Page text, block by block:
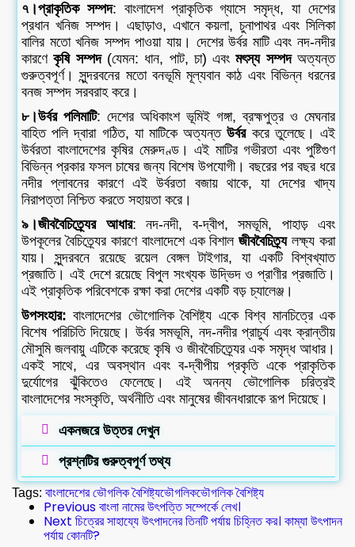
৭।প্রাকৃতিক সম্পদ: বাংলাদেশ প্রাকৃতিক গ্যাসে সমৃদ্ধ, যা দেশের
প্রধান খনিজ সম্পদ। এছাড়াও, এখানে কয়লা, চুনাপাথর এবং সিলিকা
বালির মতো খনিজ সম্পদ পাওয়া যায়। দেশের উর্বর মাটি এবং নদ-নদীর
কারণেকৃষি সম্পদ(যেমন: ধান, পাট, চা) এবংমৎস্য সম্পদঅত্যন্ত
গুরুত্বপূর্ণ। সুন্দরবনের মতো বনভূমি মূল্যবান কাঠ এবং বিভিন্ন ধরনের
বনজ সম্পদ সরবরাহ করে।
৮।উর্বর পলিমাটি: দেশের অধিকাংশ ভূমিই গঙ্গা, ব্রহ্মপুত্র ও মেঘনার
বাহিত পলি দ্বারা গঠিত, যা মাটিকে অত্যন্তউর্বরকরে তুলেছে। এই
উর্বরতা বাংলাদেশের কৃষির মেরুদণ্ড। এই মাটির গভীরতা এবং পুষ্টিগুণ
বিভিন্ন প্রকার ফসল চাষের জন্য বিশেষ উপযোগী। বছরের পর বছর ধরে
নদীর প্লাবনের কারণে এই উর্বরতা বজায় থাকে, যা দেশের খাদ্য
নিরাপত্তা নিশ্চিত করতে সহায়তা করে।
৯।জীববৈচিত্র্যের আধার: নদ-নদী, ব-দ্বীপ, সমভূমি, পাহাড় এবং
উপকূলের বৈচিত্র্যের কারণে বাংলাদেশে এক বিশালজীববৈচিত্র্যলক্ষ্য করা
যায়। সুন্দরবনে রয়েছে রয়েল বেঙ্গল টাইগার, যা একটি বিশ্বখ্যাত
প্রজাতি। এই দেশে রয়েছে বিপুল সংখ্যক উদ্ভিদ ও প্রাণীর প্রজাতি।
এই প্রাকৃতিক পরিবেশকে রক্ষা করা দেশের একটি বড় চ্যালেঞ্জ।
উপসংহার:বাংলাদেশের ভৌগোলিক বৈশিষ্ট্য একে বিশ্ব মানচিত্রে এক
বিশেষ পরিচিতি দিয়েছে। উর্বর সমভূমি, নদ-নদীর প্রাচুর্য এবং ক্রান্তীয়
মৌসুমি জলবায়ু এটিকে করেছে কৃষি ও জীববৈচিত্র্যের এক সমৃদ্ধ আধার।
একই সাথে, এর অবস্থান এবং ব-দ্বীপীয় প্রকৃতি একে প্রাকৃতিক
দুর্যোগের ঝুঁকিতেও ফেলেছে। এই অনন্য ভৌগোলিক চরিত্রই
বাংলাদেশের সংস্কৃতি, অর্থনীতি এবং মানুষের জীবনধারাকে রূপ দিয়েছে।
একনজরে উত্তর দেখুন
প্রশ্নটির গুরুত্বপূর্ণ তথ্য
Tags: বাংলাদেশের ভৌগলিক বৈশিষ্ট্যভৌগলিকভৌগলিক বৈশিষ্ট্য
Previousবাংলা নামের উৎপত্তি সম্পের্কে লেখ।
Next চিত্রের সাহায্যে উৎপাদনের তিনটি পর্যায় চিহ্নিত কর। কাম্যা উৎপাদন
পর্যায় কোনটি?